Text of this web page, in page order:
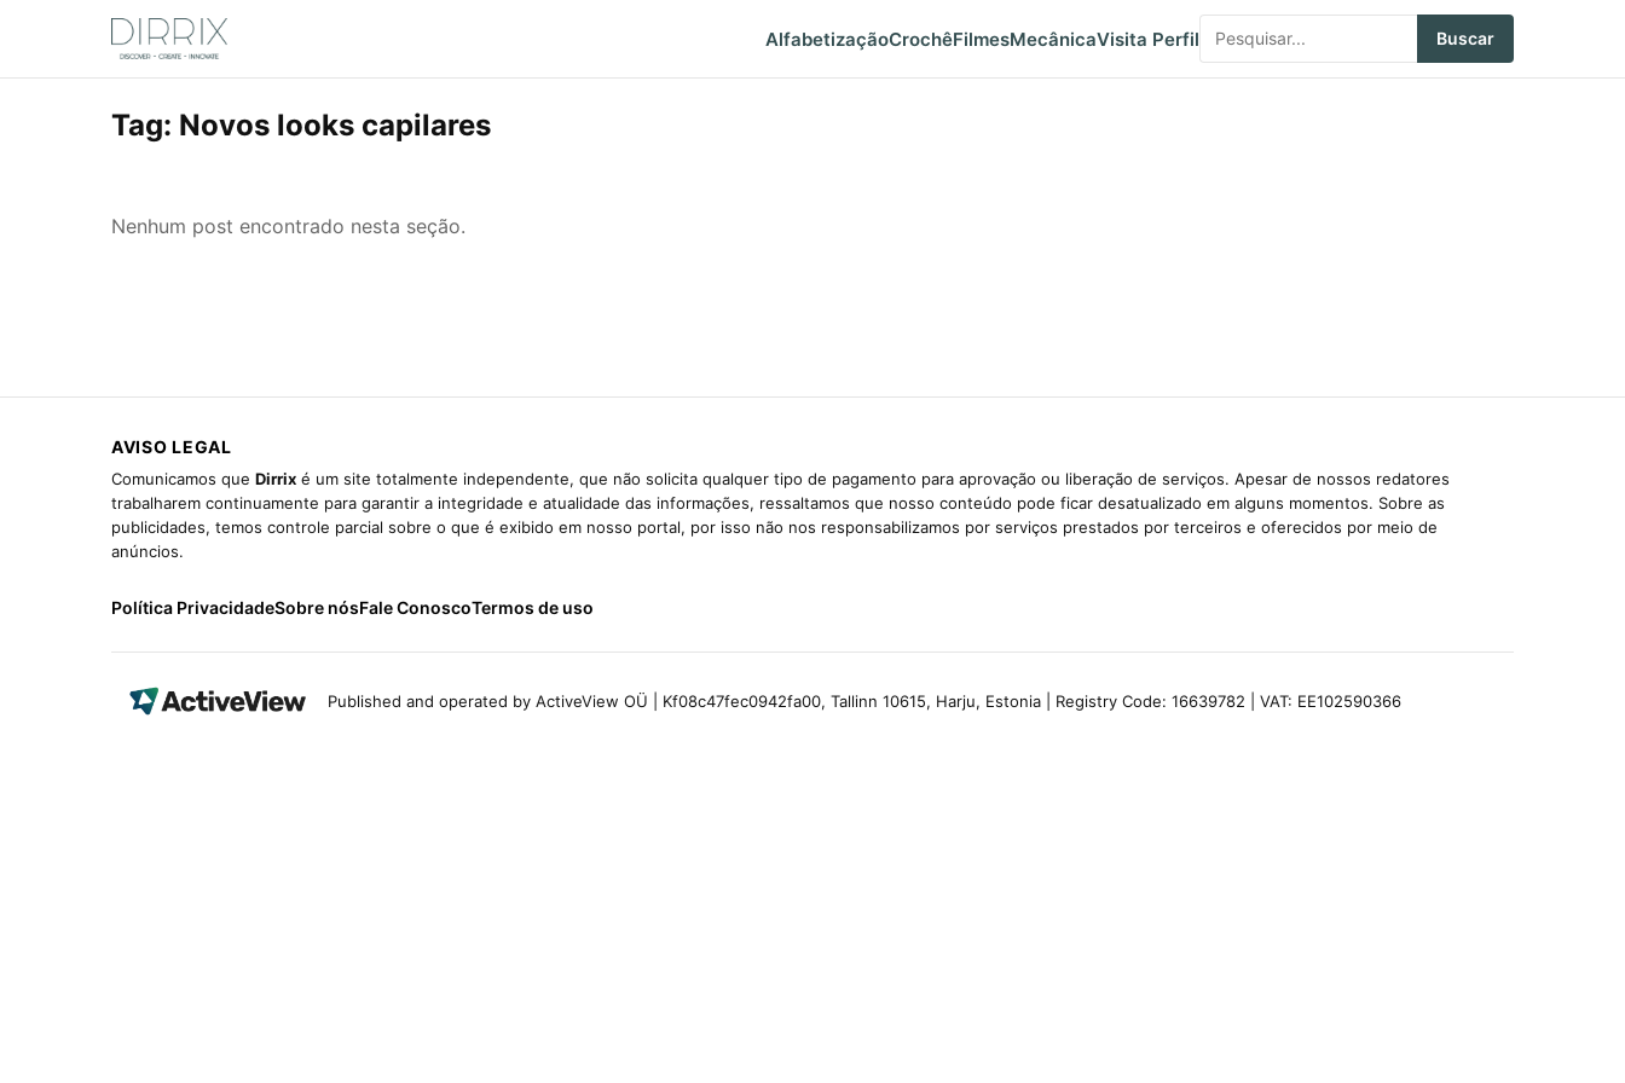
AlfabetizaçãoCrochêFilmesMecânicaVisita Perfil Buscar
Tag: Novos looks capilares
Nenhum post encontrado nesta seção.
AVISO LEGAL
Comunicamos que Dirrix é um site totalmente independente, que não solicita qualquer tipo de pagamento para aprovação ou liberação de serviços. Apesar de nossos redatores
trabalharem continuamente para garantir a integridade e atualidade das informações, ressaltamos que nosso conteúdo pode ficar desatualizado em alguns momentos. Sobre as
publicidades, temos controle parcial sobre o que é exibido em nosso portal, por isso não nos responsabilizamos por serviços prestados por terceiros e oferecidos por meio de
anúncios.
Política PrivacidadeSobre nósFale ConoscoTermos de uso
Published and operated by ActiveView OÜ | Kf08c47fec0942fa00, Tallinn 10615, Harju, Estonia | Registry Code: 16639782 | VAT: EE102590366